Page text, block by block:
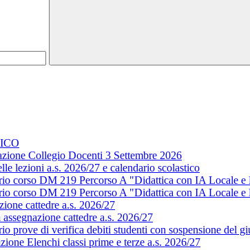
Collegio Docenti 3 Settembre 2026
lezioni a.s. 2026/27 e calendario scolastico
corso DM 219 Percorso A "Didattica con IA Locale
corso DM 219 Percorso A "Didattica con IA Locale
cattedre a.s. 2026/27
cattedre a.s. 2026/27
prove di verifica debiti studenti con sospensione del
Elenchi classi prime e terze a.s. 2026/27